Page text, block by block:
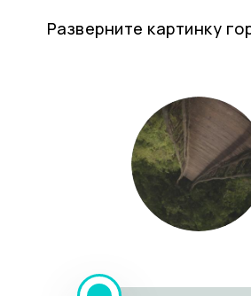
Разверните картинку